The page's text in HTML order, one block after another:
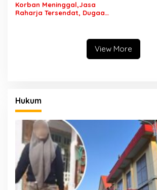
Korban Meninggal,Jasa
Raharja Tersendat, Dugaan
View More
Hukum